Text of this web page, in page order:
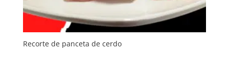
Recorte de panceta de cerdo